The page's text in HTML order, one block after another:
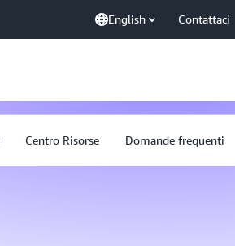
English Contattaci
Centro Risorse Domande frequenti